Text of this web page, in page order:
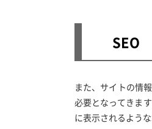
SEO
また、サイトの情
必要となってきま
に表示されるよう